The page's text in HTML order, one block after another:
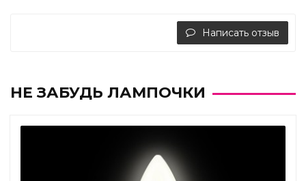
Написать отзыв
НЕ ЗАБУДЬ ЛАМПОЧКИ